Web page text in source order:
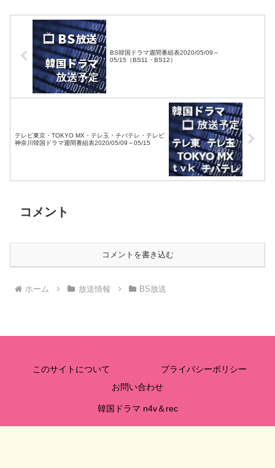
MX・tvk・テレビ大阪・サ
ンテレビ・KBS京都・テレ
ビ愛知・テレビ北海道）
BS韓国ドラマ週間番組表2020/05/09～
05/15（BS11・BS12）
テレビ東京・TOKYO MX・テレ玉・チバテレ・テレビ
神奈川韓国ドラマ週間番組表2020/05/09～05/15
コメント
コメントを書き込む
ホーム 放送情報 BS放送
このサイトについて
プライバシーポリシー
お問い合わせ
韓国ドラマ n4v＆rec